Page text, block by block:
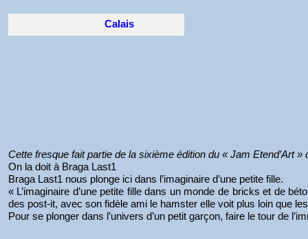
Calais
Cette fresque fait partie de la sixième édition du « Jam Etend’Art
On la doit à Braga Last1
Braga Last1 nous plonge ici dans l’imaginaire d’une petite fille.
« L’imaginaire d’une petite fille dans un monde de bricks et de
des post-it, avec son fidèle ami le hamster elle voit plus loin que
Pour se plonger dans l’univers d’un petit garçon, faire le tour de